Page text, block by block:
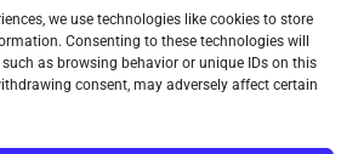
we use technologies like cookies to store
Consenting to these technologies will
as browsing behavior or unique IDs on this
consent, may adversely affect certain